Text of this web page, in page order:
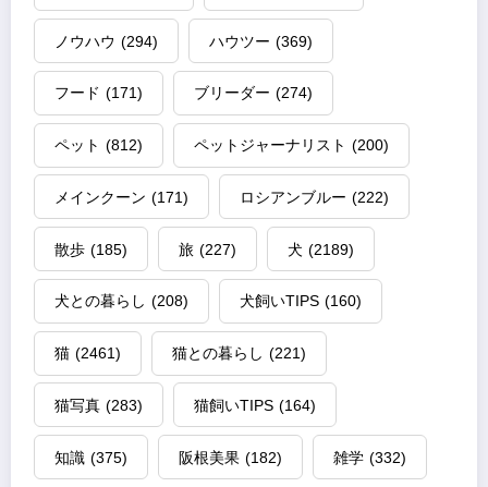
ノウハウ (294) ハウツー (369)
フード (171) ブリーダー (274)
ペット (812) ペットジャーナリスト (200)
メインクーン (171) ロシアンブルー (222)
散歩 (185) 旅 (227) 犬 (2189)
犬との暮らし (208) 犬飼いTIPS (160)
猫 (2461) 猫との暮らし (221)
猫写真 (283) 猫飼いTIPS (164)
知識 (375) 阪根美果 (182) 雑学 (332)